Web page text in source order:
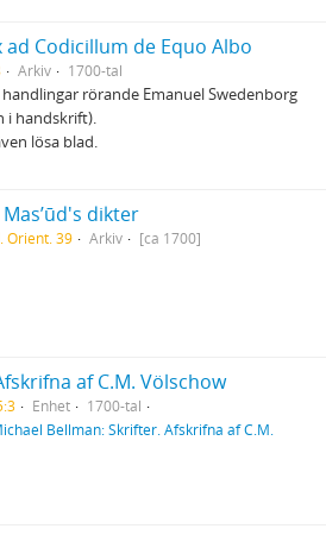
ad Codicillum de Equo Albo
Arkiv 1700-tal
rörande Emanuel Swedenborg
i handskrift).
lösa blad.
Masʼūd's dikter
Orient. 39 Arkiv [ca 1700]
af C.M. Völschow
Enhet
1700-tal
Bellman: Skrifter. Afskrifna af C.M.